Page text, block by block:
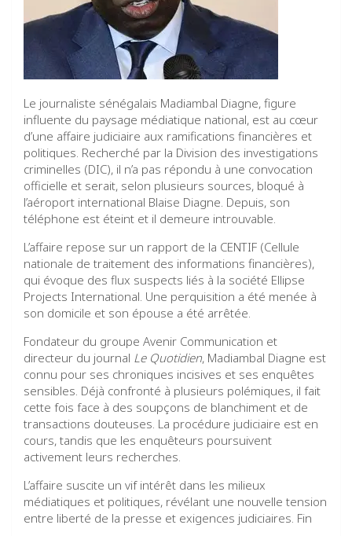
Le journaliste sénégalais Madiambal Diagne, figure
influente du paysage médiatique national, est au cœur
d’une affaire judiciaire aux ramifications financières et
politiques. Recherché par la Division des investigations
criminelles (DIC), il n’a pas répondu à une convocation
officielle et serait, selon plusieurs sources, bloqué à
l’aéroport international Blaise Diagne. Depuis, son
téléphone est éteint et il demeure introuvable.
L’affaire repose sur un rapport de la CENTIF (Cellule
nationale de traitement des informations financières),
qui évoque des flux suspects liés à la société Ellipse
Projects International. Une perquisition a été menée à
son domicile et son épouse a été arrêtée.
Fondateur du groupe Avenir Communication et
directeur du journal Le Quotidien, Madiambal Diagne est
connu pour ses chroniques incisives et ses enquêtes
sensibles. Déjà confronté à plusieurs polémiques, il fait
cette fois face à des soupçons de blanchiment et de
transactions douteuses. La procédure judiciaire est en
cours, tandis que les enquêteurs poursuivent
activement leurs recherches.
L’affaire suscite un vif intérêt dans les milieux
médiatiques et politiques, révélant une nouvelle tension
entre liberté de la presse et exigences judiciaires. Fin